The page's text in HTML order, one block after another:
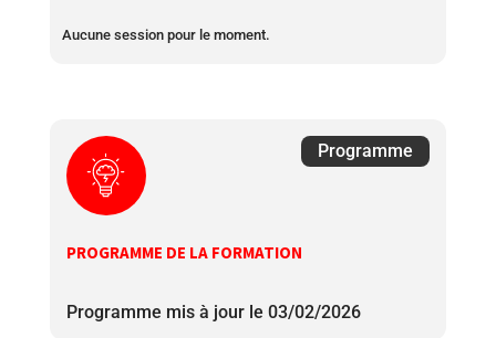
Aucune session pour le moment.
Programme
PROGRAMME DE LA FORMATION
Programme mis à jour le 03/02/2026